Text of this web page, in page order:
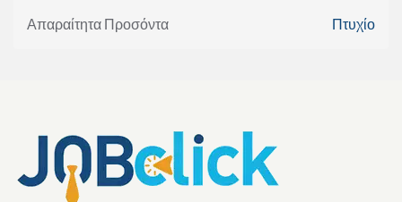
Απαραίτητα Προσόντα Πτυχίο